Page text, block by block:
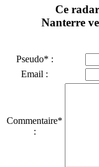
Ce
Nanterre
Pseudo* :
Email :
Commentaire*
: